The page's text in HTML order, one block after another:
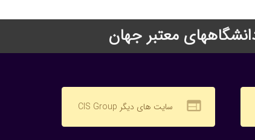
web سایت های دیگر CIS Group